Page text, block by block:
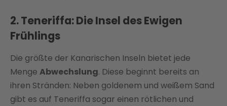
2. Teneriffa: Die Insel des Ewigen
Frühlings
Die größte der Kanarischen Inseln bietet jede
Menge Abwechslung. Diese beginnt bereits an
ihren Stränden: Neben goldenem und weißem Sand
gibt es auf Teneriffa sogar einen rötlichen und